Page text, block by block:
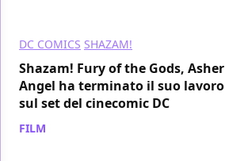
DC COMICS SHAZAM!
Shazam! Fury of the Gods, Asher
Angel ha terminato il suo lavoro
sul set del cinecomic DC
FILM